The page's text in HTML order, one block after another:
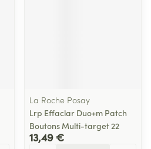
La Roche Posay
Lrp Effaclar Duo+m Patch
Boutons Multi-target 22
13,49 €